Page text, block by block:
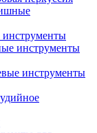
инструменты
инструменты